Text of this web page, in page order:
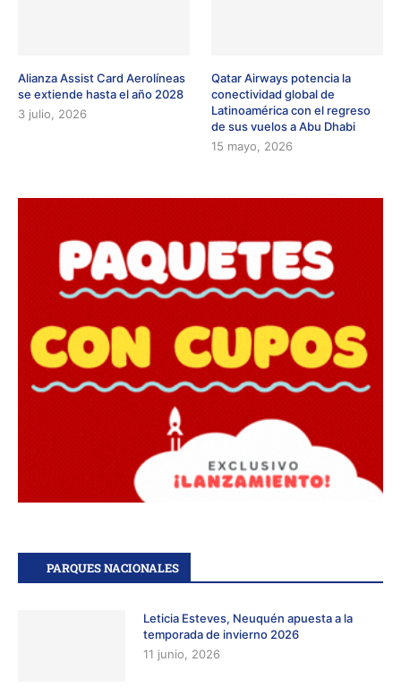
Alianza Assist Card Aerolíneas
se extiende hasta el año 2028
3 julio, 2026
Qatar Airways potencia la
conectividad global de
Latinoamérica con el regreso
de sus vuelos a Abu Dhabi
15 mayo, 2026
PARQUES NACIONALES
Leticia Esteves, Neuquén apuesta a la
temporada de invierno 2026
11 junio, 2026